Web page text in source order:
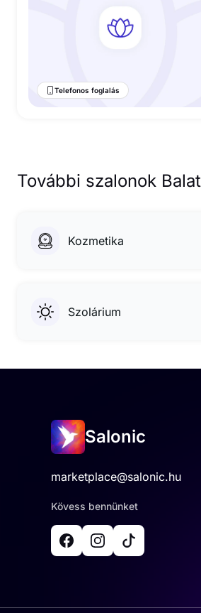
Telefonos foglalás
További szalonok
Kozmetika
Szolárium
Salonic
marketplace@salonic.hu
Kövess bennünket